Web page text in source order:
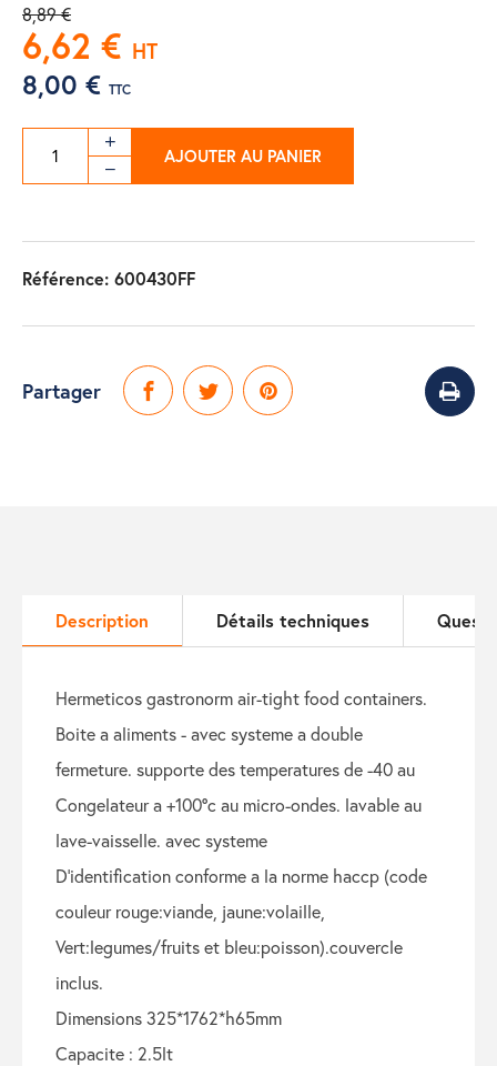
8,89 €
6,62 € HT
8,00 € TTC
AJOUTER AU PANIER
Référence: 600430FF
Partager
Description Détails techniques
hermeticos gastronorm air-tight food containers.
boite a aliments - avec systeme a double
fermeture. supporte des temperatures de -40 au
congelateur a +100°c au micro-ondes. lavable au
lave-vaisselle. avec systeme
d'identification conforme a la norme haccp (code
couleur rouge:viande, jaune:volaille,
vert:legumes/fruits et bleu:poisson).couvercle
inclus.
dimensions 325*1762*h65mm
capacite : 2.5lt